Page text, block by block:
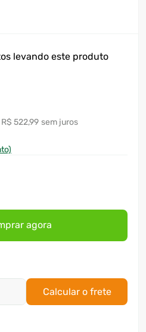
levando este produto
R$ 522,99 sem juros
agora
Calcular o frete